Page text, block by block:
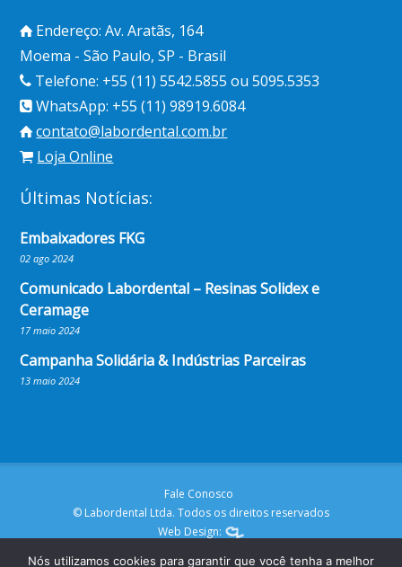
Endereço: Av. Aratãs, 164
Moema - São Paulo, SP - Brasil
Telefone: +55 (11) 5542.5855 ou 5095.5353
WhatsApp: +55 (11) 98919.6084
contato@labordental.com.br
Loja Online
Últimas Notícias:
Embaixadores FKG
02 ago 2024
Comunicado Labordental – Resinas Solidex e
Ceramage
17 maio 2024
Campanha Solidária & Indústrias Parceiras
13 maio 2024
Fale Conosco
© Labordental Ltda. Todos os direitos reservados
Web Design:
Nós utilizamos cookies para garantir que você tenha a melhor